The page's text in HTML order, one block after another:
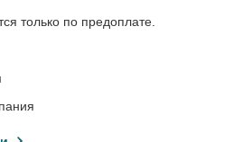
только по предоплате.